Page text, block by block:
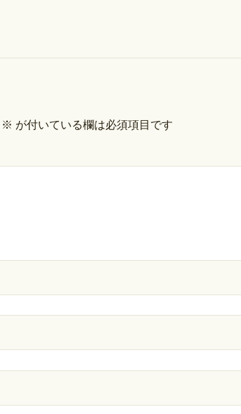
※ が付いている欄は必須項目です